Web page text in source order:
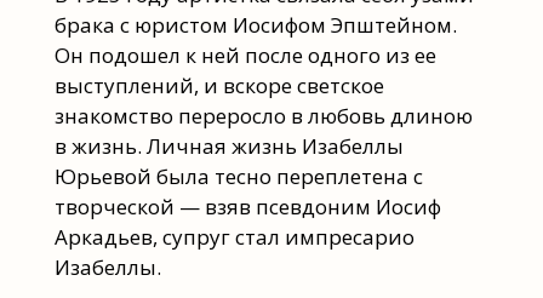
брака с юристом Иосифом Эпштейном.
Он подошел к ней после одного из ее
выступлений, и вскоре светское
знакомство переросло в любовь длиною
в жизнь. Личная жизнь Изабеллы
Юрьевой была тесно переплетена с
творческой — взяв псевдоним Иосиф
Аркадьев, супруг стал импресарио
Изабеллы.